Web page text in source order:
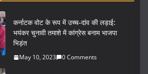
कर्नाटक वोट के रूप में उच्च-दांव की लड़ाई:
भयंकर चुनावी तमाशे में कांग्रेस बनाम भाजपा
भिड़ंत
May 10, 2023 0 Comments